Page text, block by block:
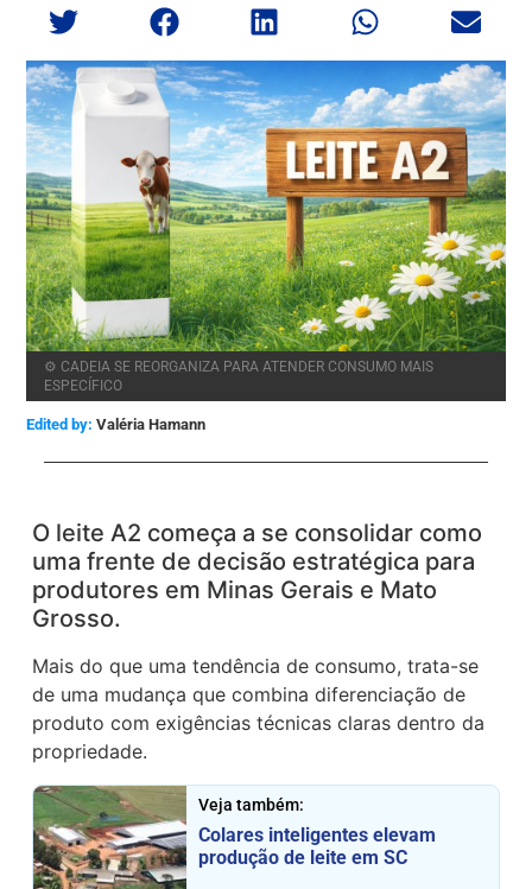
⚙️ CADEIA SE REORGANIZA PARA ATENDER CONSUMO MAIS
ESPECÍFICO
Edited by: Valéria Hamann
O leite A2 começa a se consolidar como
uma frente de decisão estratégica para
produtores em Minas Gerais e Mato
Grosso.
Mais do que uma tendência de consumo, trata-se
de uma mudança que combina diferenciação de
produto com exigências técnicas claras dentro da
propriedade.
Veja também:
Colares inteligentes elevam
produção de leite em SC